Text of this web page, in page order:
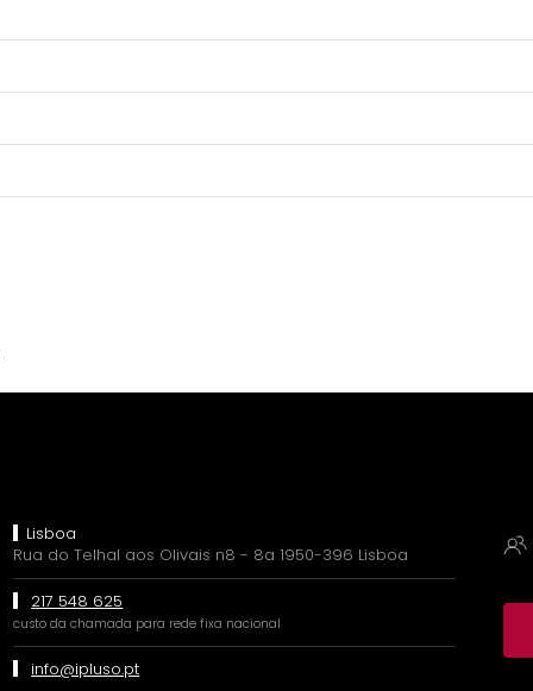
Lisboa
Rua do Telhal aos Olivais n8 - 8a 1950-396 Lisboa
217 548 625
custo da chamada para rede fixa nacional
info@ipluso.pt